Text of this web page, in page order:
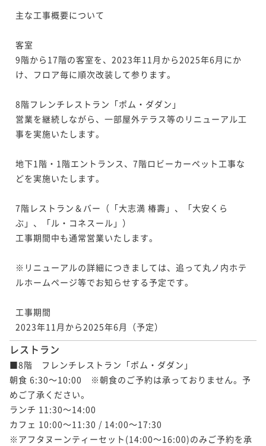
主な工事概要について
客室
9階から17階の客室を、2023年11月から2025年6月にか
け、フロア毎に順次改装して参ります。
8階フレンチレストラン「ポム・ダダン」
営業を継続しながら、一部屋外テラス等のリニューアル工
事を実施いたします。
地下1階・1階エントランス、7階ロビーカーペット工事な
どを実施いたします。
7階レストラン＆バー（「大志満 椿壽」、「大安くら
ぶ」、「ル・コネスール」）
工事期間中も通常営業いたします。
※リニューアルの詳細につきましては、追って丸ノ内ホテ
ルホームページ等でお知らせする予定です。
工事期間
2023年11月から2025年6月（予定）
レストラン
■8階　フレンチレストラン「ポム・ダダン」
朝食 6:30～10:00　※朝食のご予約は承っておりません。予
めご了承ください。
ランチ 11:30～14:00
カフェ 10:00～11:30 / 14:00～17:30
※アフタヌーンティーセット(14:00～16:00)のみご予約を承